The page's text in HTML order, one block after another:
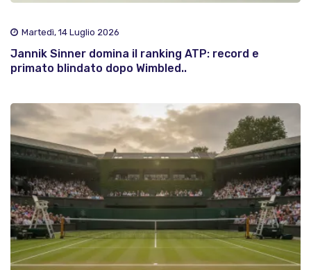
Martedì, 14 Luglio 2026
Jannik Sinner domina il ranking ATP: record e
primato blindato dopo Wimbled..